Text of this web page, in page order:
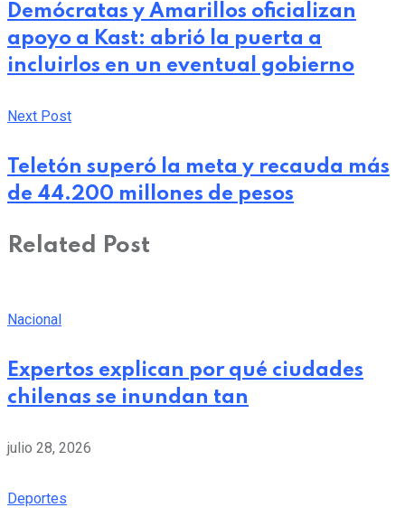
Demócratas y Amarillos oficializan
apoyo a Kast: abrió la puerta a
incluirlos en un eventual gobierno
Next Post
Teletón superó la meta y recauda más
de 44.200 millones de pesos
Related Post
Nacional
Expertos explican por qué ciudades
chilenas se inundan tan
julio 28, 2026
Deportes